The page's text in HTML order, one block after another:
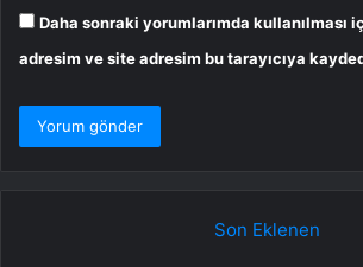
Daha sonraki yorumlarımda kullanılması
adresim ve site adresim bu tarayıcıya
Son Eklenen